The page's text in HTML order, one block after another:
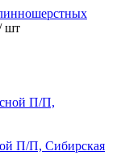
шт
П/П, Сибирская